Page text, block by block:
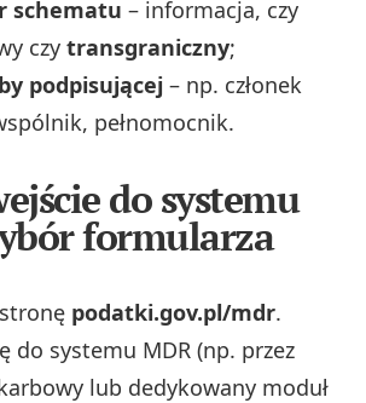
schematu – informacja, czy
czytransgraniczny;
podpisującej – np. członek
pełnomocnik.
do systemu
formularza
podatki.gov.pl/mdr.
do systemu MDR (np. przez
lub dedykowany moduł